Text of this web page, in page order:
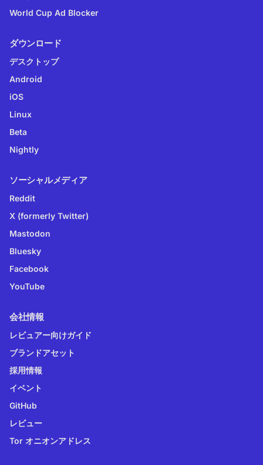
World Cup Ad Blocker
ダウンロード
デスクトップ
Android
iOS
Linux
Beta
Nightly
ソーシャルメディア
Reddit
X (formerly Twitter)
Mastodon
Bluesky
Facebook
YouTube
会社情報
レビュアー向けガイド
ブランドアセット
採用情報
イベント
GitHub
レビュー
Tor オニオンアドレス